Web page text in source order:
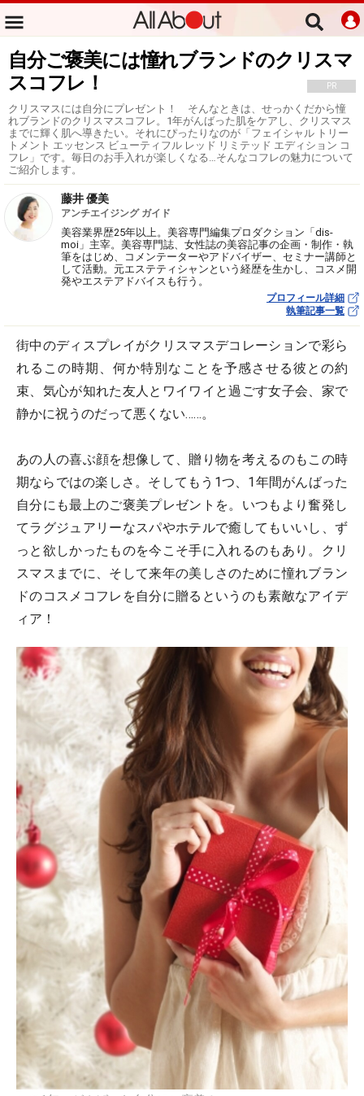
自分ご褒美には憧れブランドのクリスマ
スコフレ！
PR
クリスマスには自分にプレゼント！ そんなときは、せっかくだから憧
れブランドのクリスマスコフレ。1年がんばった肌をケアし、クリスマス
までに輝く肌へ導きたい。それにぴったりなのが「フェイシャル トリー
トメント エッセンス ビューティフル レッド リミテッド エディション コ
フレ」です。毎日のお手入れが楽しくなる…そんなコフレの魅力について
ご紹介します。
藤井 優美
アンチエイジング ガイド
美容業界歴25年以上。美容専門編集プロダクション「dis-
moi」主宰。美容専門誌、女性誌の美容記事の企画・制作・執
筆をはじめ、コメンテーターやアドバイザー、セミナー講師と
して活動。元エステティシャンという経歴を生かし、コスメ開
発やエステアドバイスも行う。
プロフィール詳細
執筆記事一覧
街中のディスプレイがクリスマスデコレーションで彩ら
れるこの時期、何か特別なことを予感させる彼との約
束、気心が知れた友人とワイワイと過ごす女子会、家で
静かに祝うのだって悪くない……。
あの人の喜ぶ顔を想像して、贈り物を考えるのもこの時
期ならではの楽しさ。そしてもう1つ、1年間がんばった
自分にも最上のご褒美プレゼントを。いつもより奮発し
てラグジュアリーなスパやホテルで癒してもいいし、ず
っと欲しかったものを今こそ手に入れるのもあり。クリ
スマスまでに、そして来年の美しさのために憧れブラン
ドのコスメコフレを自分に贈るというのも素敵なアイデ
ィア！